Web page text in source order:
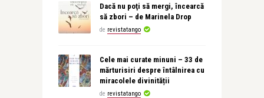
Dacă nu poţi să mergi, încearcă
să zbori – de Marinela Drop
de revistatango
Cele mai curate minuni – 33 de
mărturisiri despre întâlnirea cu
miracolele divinității
de revistatango